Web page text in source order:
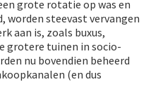
grote rotatie op was en
worden steevast vervangen
aan is, zoals buxus,
grotere tuinen in socio-
nu bovendien beheerd
(en dus